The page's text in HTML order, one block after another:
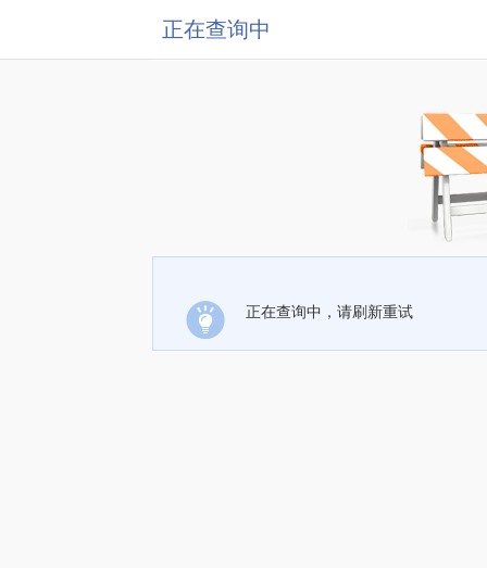
正在查询中
正在查询中，请刷新重试